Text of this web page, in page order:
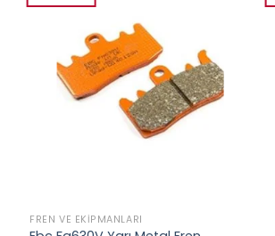
FREN VE EKIPMANLARI